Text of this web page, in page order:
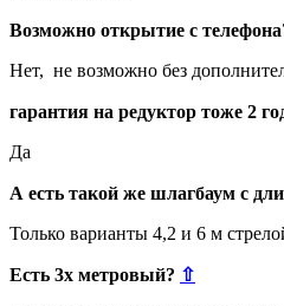
Возможно открытие с
Нет, не возможно без
гарантия на редуктор тоже 2
Да
А есть такой же шлагбаум с
Только варианты 4,2 и 6 м
Есть 3х метровый? ⇧